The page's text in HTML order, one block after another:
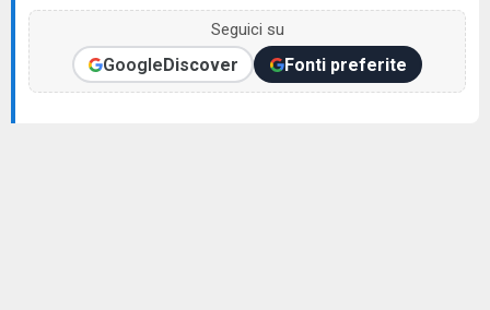
Seguici su
GoogleDiscover Fonti preferite